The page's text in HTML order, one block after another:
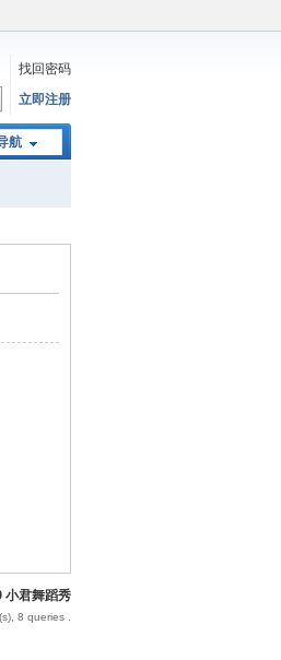
找回密码
立即注册
航
小君舞蹈秀
8 queries .